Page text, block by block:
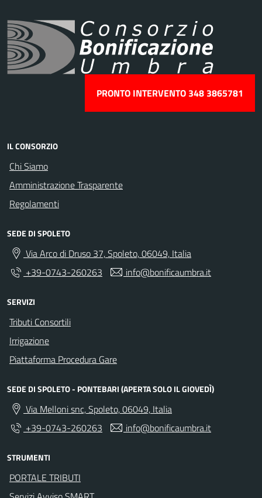
PRONTO INTERVENTO 348 3865781
IL CONSORZIO
Chi Siamo
Amministrazione Trasparente
Regolamenti
SEDE DI SPOLETO
Via Arco di Druso 37, Spoleto, 06049, Italia
+39-0743-260263
info@bonificaumbra.it
SERVIZI
Tributi Consortili
Irrigazione
Piattaforma Procedura Gare
SEDE DI SPOLETO - PONTEBARI (APERTA SOLO IL GIOVEDÌ)
Via Melloni snc, Spoleto, 06049, Italia
+39-0743-260263
info@bonificaumbra.it
STRUMENTI
PORTALE TRIBUTI